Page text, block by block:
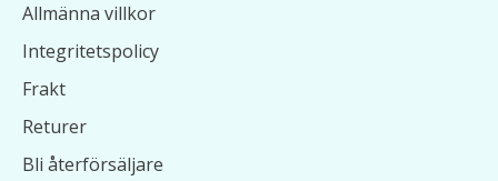
Allmänna villkor
Integritetspolicy
Frakt
Returer
Bli återförsäljare